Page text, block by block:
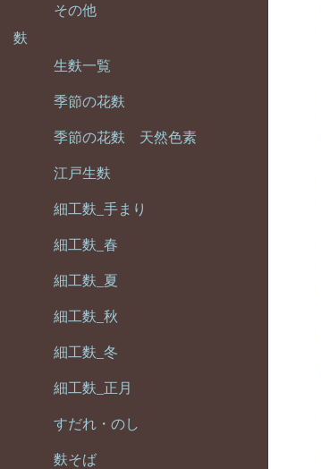
その他
麩
生麩一覧
季節の花麩
季節の花麩 天然色素
江戸生麩
細工麩_手まり
細工麩_春
細工麩_夏
細工麩_秋
細工麩_冬
細工麩_正月
すだれ・のし
麩そば